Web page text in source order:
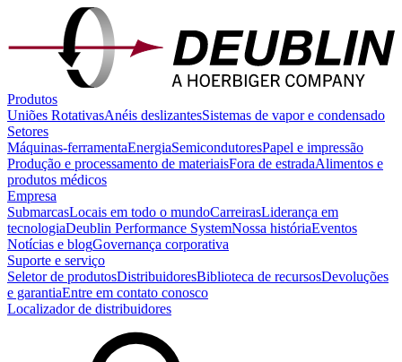
Produtos
Uniões RotativasAnéis deslizantesSistemas de vapor e condensado
Setores
Máquinas-ferramentaEnergiaSemicondutoresPapel e impressão
Produção e processamento de materiaisFora de estradaAlimentos e
produtos médicos
Empresa
SubmarcasLocais em todo o mundoCarreirasLiderança em
tecnologiaDeublin Performance SystemNossa históriaEventos
Notícias e blogGovernança corporativa
Suporte e serviço
Seletor de produtosDistribuidoresBiblioteca de recursosDevoluções
e garantiaEntre em contato conosco
Localizador de distribuidores